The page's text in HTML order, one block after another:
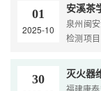
01
2025-10
安溪茶
泉州闽
检测项
30 灭火器
福建康